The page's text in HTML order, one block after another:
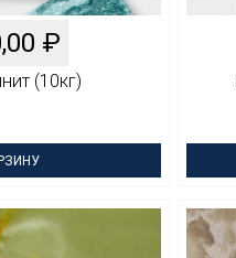
₽
(10кг)